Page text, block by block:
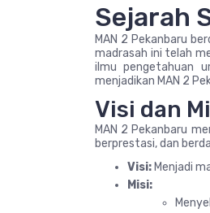
Sejarah
MAN 2 Pekanbaru
madrasah ini telah
ilmu pengetahuan
menjadikan MAN 2
Visi dan
MAN 2 Pekanbaru
berprestasi, dan
Visi: Menjadi
Misi: